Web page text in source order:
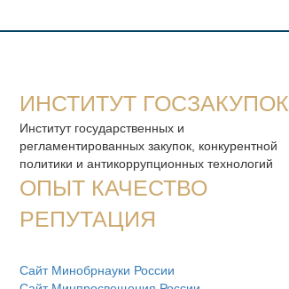
ИНСТИТУТ ГОСЗАКУПОК
Институт государственных и
регламентированных закупок, конкурентной
политики и антикоррупционных технологий
ОПЫТ КАЧЕСТВО
РЕПУТАЦИЯ
Сайт Минобрнауки России